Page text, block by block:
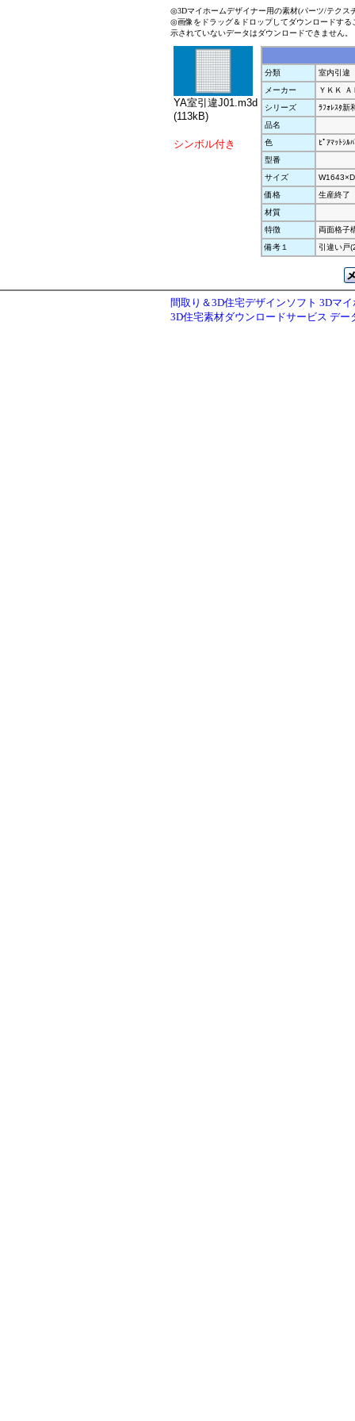
◎3Dマイホームデザイナー用の素材(パーツ/テクス
◎画像をドラッグ＆ドロップしてダウンロードす
示されていないデータはダウンロードできません。
YA室引違J01.m3d
(113kB)
シンボル付き
分類
室内引違
メーカー
ＹＫＫ Ａ
シリーズ
ﾗﾌｫﾚｽﾀ新
品名
色
ﾋﾟｱﾏｯﾄｼﾙ
型番
サイズ
価格
生産終了
材質
特徴
両面格子
備考１
引違い戸
間取り＆3D住宅デザインソフト 3Dマ
3D住宅素材ダウンロードサービス デー